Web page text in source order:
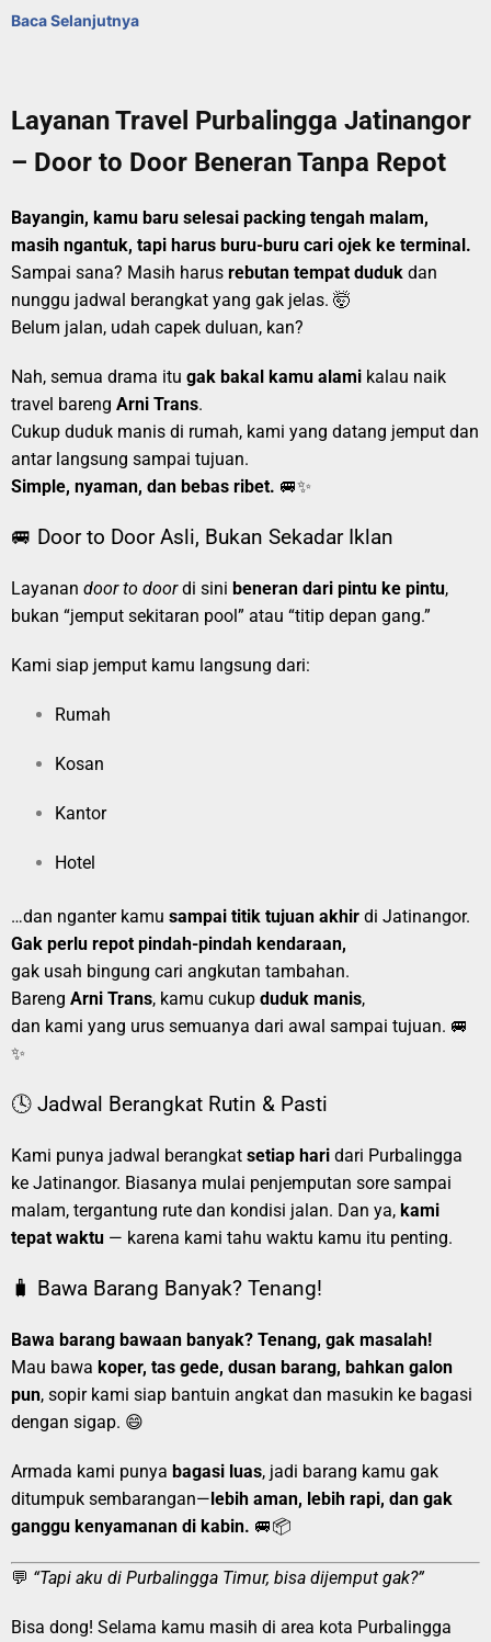
Baca Selanjutnya
Layanan Travel Purbalingga Jatinangor
– Door to Door Beneran Tanpa Repot
Bayangin, kamu baru selesai packing tengah malam,
masih ngantuk, tapi harus buru-buru cari ojek ke terminal.
Sampai sana? Masih harus rebutan tempat duduk dan
nunggu jadwal berangkat yang gak jelas. 🤯
Belum jalan, udah capek duluan, kan?
Nah, semua drama itu gak bakal kamu alami kalau naik
travel bareng Arni Trans.
Cukup duduk manis di rumah, kami yang datang jemput dan
antar langsung sampai tujuan.
Simple, nyaman, dan bebas ribet. 🚐✨
🚐 Door to Door Asli, Bukan Sekadar Iklan
Layanan door to doordi sini beneran dari pintu ke pintu,
bukan “jemput sekitaran pool” atau “titip depan gang.”
Kami siap jemput kamu langsung dari:
Rumah
Kosan
Kantor
Hotel
…dan nganter kamu sampai titik tujuan akhir di Jatinangor.
Gak perlu repot pindah-pindah kendaraan,
gak usah bingung cari angkutan tambahan.
Bareng Arni Trans, kamu cukup duduk manis,
dan kami yang urus semuanya dari awal sampai tujuan. 🚐
✨
🕓 Jadwal Berangkat Rutin & Pasti
Kami punya jadwal berangkat setiap hari dari Purbalingga
ke Jatinangor. Biasanya mulai penjemputan sore sampai
malam, tergantung rute dan kondisi jalan. Dan ya, kami
tepat waktu — karena kami tahu waktu kamu itu penting.
🧳 Bawa Barang Banyak? Tenang!
Bawa barang bawaan banyak? Tenang, gak masalah!
Mau bawa koper, tas gede, dusan barang, bahkan galon
pun, sopir kami siap bantuin angkat dan masukin ke bagasi
dengan sigap. 😄
Armada kami punya bagasi luas, jadi barang kamu gak
ditumpuk sembarangan—lebih aman, lebih rapi, dan gak
ganggu kenyamanan di kabin. 🚐📦
💬 “Tapi aku di Purbalingga Timur, bisa dijemput gak?”
Bisa dong! Selama kamu masih di area kota Purbalingga